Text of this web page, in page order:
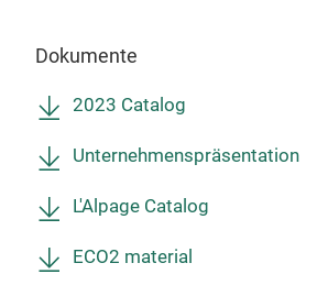
Dokumente
2023 Catalog
Unternehmenspräsentation
L'Alpage Catalog
ECO2 material